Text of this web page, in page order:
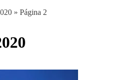
» Página 2